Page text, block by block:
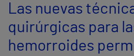
Servicios de salud
Equipo médico y asistencial
Las nuevas
quirúrgicas para
hemorroides